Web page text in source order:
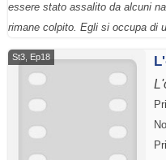
essere stato assalito da alcuni
rimane colpito. Egli si occupa di
St3, Ep18